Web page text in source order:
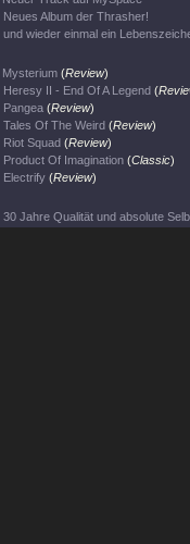
Neues Album der Thrasher!
und wieder einmal ein
Mysterium (Review)
Heresy II - End Of A Legend (
Pangea (Review)
Tales Of The Weird (Review)
Riot Squad (Review)
Product Of Imagination (Classic)
Electrify (Review)
30 Jahre Qualität und absolute